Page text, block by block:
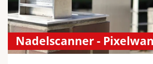
Nadelscanner -